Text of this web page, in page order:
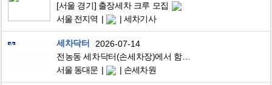
[서울 경기] 출장세차 크루 모집
서울 전지역
세차기사
세차닥터
2026-07-14
전농동 세차닥터(손세차장)에서 함께할 소중한 직원모집합니다
서울 동대문
손세차원